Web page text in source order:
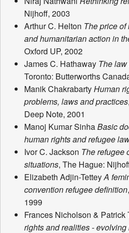
Nijhoff, 2003
Arthur C. Helton The price
and humanitarian action in
Oxford UP, 2002
James C. Hathaway The
Toronto: Butterworths
Manik ChakrabartyHuman
problems, laws and practices
Deep Note, 2001
Manoj Kumar SinhaBasic
human rights and refugee
Ivor C. Jackson The refugee
situations, The Hague:
Elizabeth Adjin-TetteyA
convention refugee definition
1999
Frances Nicholson & Patrick
rights and realities -